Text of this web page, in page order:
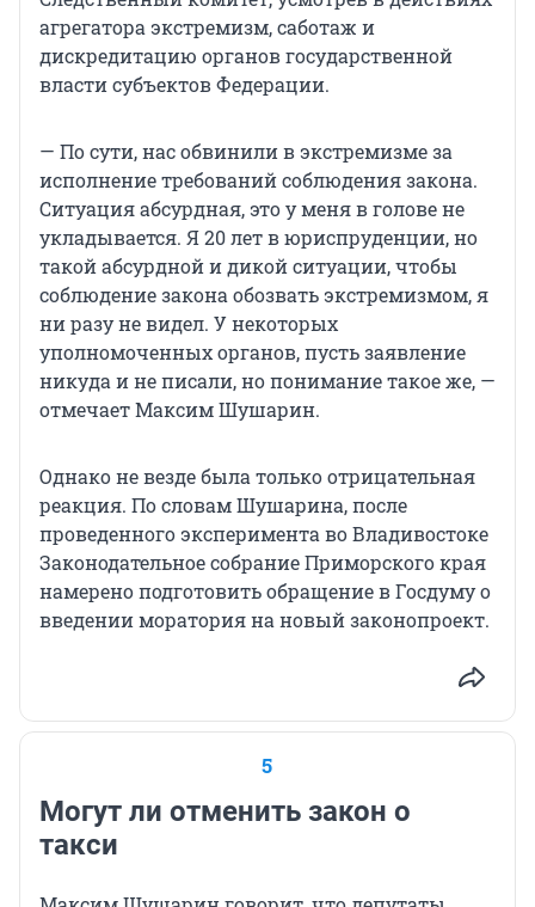
агрегатора экстремизм, саботаж и
дискредитацию органов государственной
власти субъектов Федерации.
— По сути, нас обвинили в экстремизме за
исполнение требований соблюдения закона.
Ситуация абсурдная, это у меня в голове не
укладывается. Я 20 лет в юриспруденции, но
такой абсурдной и дикой ситуации, чтобы
соблюдение закона обозвать экстремизмом, я
ни разу не видел. У некоторых
уполномоченных органов, пусть заявление
никуда и не писали, но понимание такое же, —
отмечает Максим Шушарин.
Однако не везде была только отрицательная
реакция. По словам Шушарина, после
проведенного эксперимента во Владивостоке
Законодательное собрание Приморского края
намерено подготовить обращение в Госдуму о
введении моратория на новый законопроект.
5
Могут ли отменить закон о
такси